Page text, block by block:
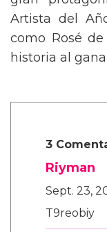
gran
Artista del
como Rosé de
historia al
Riyman